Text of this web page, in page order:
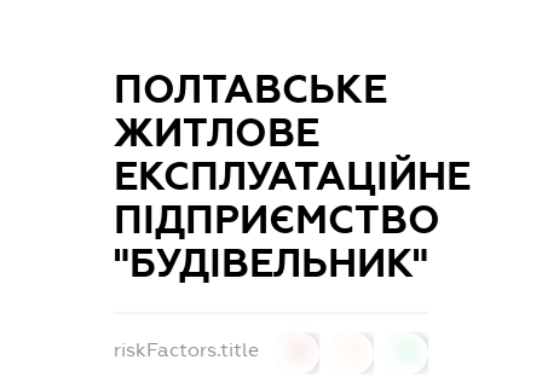
ПОЛТАВСЬКЕ
ЖИТЛОВЕ
ЕКСПЛУАТАЦІЙНЕ
ПІДПРИЄМСТВО
"БУДІВЕЛЬНИК"
riskFactors.title